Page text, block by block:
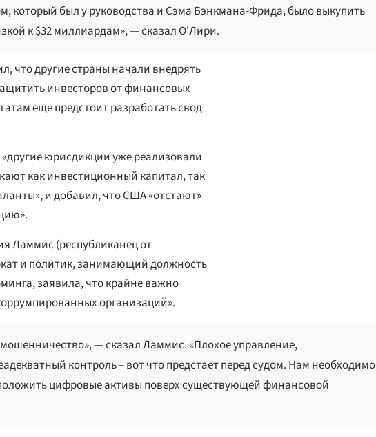
который был у руководства и Сэма Бэнкмана-Фрида, было выкупить
к $32 миллиардам», — сказал О'Лири.
что другие страны начали внедрять
инвесторов от финансовых
еще предстоит разработать свод
юрисдикции уже реализовали
как инвестиционный капитал, так
и добавил, что США «отстают»
Ламмис (республиканец от
и политик, занимающий должность
заявила, что крайне важно
организаций».
— сказал Ламмис. «Плохое управление,
контроль – вот что предстает перед судом. Нам необходимо
цифровые активы поверх существующей финансовой